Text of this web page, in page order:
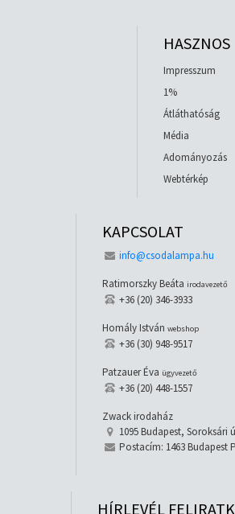
HASZNOS
Impresszum
1%
Átláthatóság
Média
Adományozás
Webtérkép
KAPCSOLAT
info@csodalampa.hu
Ratimorszky Beáta irodavezető
+36 (20) 346-3933
Homály István webshop
+36 (30) 948-9517
Patzauer Éva ügyvezető
+36 (20) 448-1557
Zwack irodaház
1095 Budapest, Soroksári
Postacím: 1463 Budapest
HÍRLEVÉL